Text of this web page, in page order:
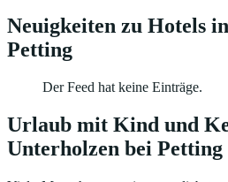
Neuigkeiten zu Hotels
Petting
Der Feed hat keine Einträge.
Urlaub mit Kind und
Unterholzen bei Petting